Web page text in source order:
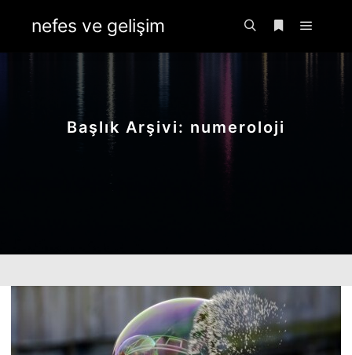
nefes ve gelişim
Başlık Arşivi: numeroloji